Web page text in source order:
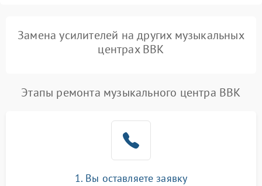
Замена усилителей на других музыкальных
центрах BBK
Этапы ремонта музыкального центра BBK
1. Вы оставляете заявку